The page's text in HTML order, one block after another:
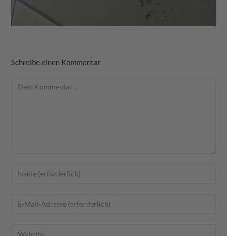
Schreibe einen Kommentar